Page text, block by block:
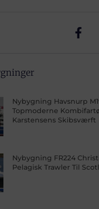
Nybygning Havsnurp
Topmoderne
Karstensens Skibsværft
Nybygning FR224
Pelagisk Trawler Til